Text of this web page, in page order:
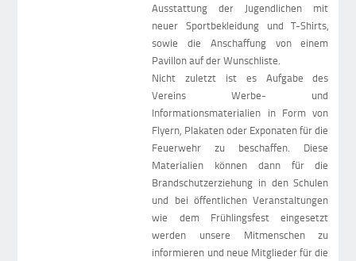
Ausstattung der Jugendlichen mit
neuer Sportbekleidung und T-Shirts,
sowie die Anschaffung von einem
Pavillon auf der Wunschliste.
Nicht zuletzt ist es Aufgabe des
Vereins Werbe- und
Informationsmaterialien in Form von
Flyern, Plakaten oder Exponaten für die
Feuerwehr zu beschaffen. Diese
Materialien können dann für die
Brandschutzerziehung in den Schulen
und bei öffentlichen Veranstaltungen
wie dem Frühlingsfest eingesetzt
werden unsere Mitmenschen zu
informieren und neue Mitglieder für die